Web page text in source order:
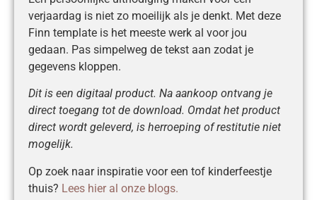
verjaardag is niet zo moeilijk als je denkt. Met deze
Finn template is het meeste werk al voor jou
gedaan. Pas simpelweg de tekst aan zodat je
gegevens kloppen.
Dit is een digitaal product. Na aankoop ontvang je
direct toegang tot de download. Omdat het product
direct wordt geleverd, is herroeping of restitutie niet
mogelijk.
Op zoek naar inspiratie voor een tof kinderfeestje
thuis? Lees hier al onze blogs.